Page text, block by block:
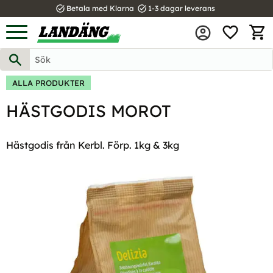
Meny
task_alt Betala med Klarna task_alt 1-3 dagar leverans
ALLA PRODUKTER
HÄSTGODIS MOROT
Hästgodis från Kerbl. Förp. 1kg & 3kg